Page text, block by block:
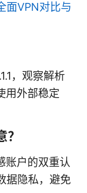
面VPN对比与
，观察解析
用外部稳定
账户的双重认
据隐私，避免